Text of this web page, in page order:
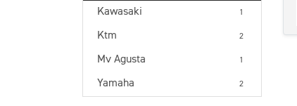
Kawasaki 1
Ktm 2
Mv Agusta 1
Yamaha 2